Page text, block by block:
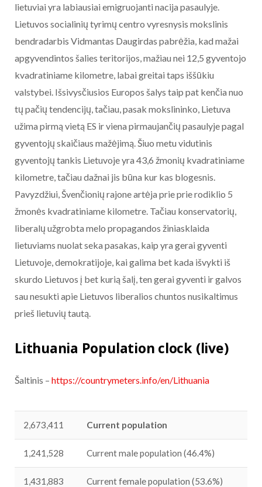
lietuviai yra labiausiai emigruojanti nacija pasaulyje.
Lietuvos socialinių tyrimų centro vyresnysis mokslinis
bendradarbis Vidmantas Daugirdas pabrėžia, kad mažai
apgyvendintos šalies teritorijos, mažiau nei 12,5 gyventojo
kvadratiniame kilometre, labai greitai taps iššūkiu
valstybei. Išsivysčiusios Europos šalys taip pat kenčia nuo
tų pačių tendencijų, tačiau, pasak mokslininko, Lietuva
užima pirmą vietą ES ir viena pirmaujančių pasaulyje pagal
gyventojų skaičiaus mažėjimą. Šiuo metu vidutinis
gyventojų tankis Lietuvoje yra 43,6 žmonių kvadratiniame
kilometre, tačiau dažnai jis būna kur kas blogesnis.
Pavyzdžiui, Švenčionių rajone artėja prie prie rodiklio 5
žmonės kvadratiniame kilometre. Tačiau konservatorių,
liberalų užgrobta melo propagandos žiniasklaida
lietuviams nuolat seka pasakas, kaip yra gerai gyventi
Lietuvoje, demokratijoje, kai galima bet kada išvykti iš
skurdo Lietuvos į bet kurią šalį, ten gerai gyventi ir galvos
sau nesukti apie Lietuvos liberalios chuntos nusikaltimus
prieš lietuvių tautą.
Lithuania Population clock (live)
Šaltinis – https://countrymeters.info/en/Lithuania
2,673,411 Current population
1,241,528 Current male population (46.4%)
1,431,883 Current female population (53.6%)